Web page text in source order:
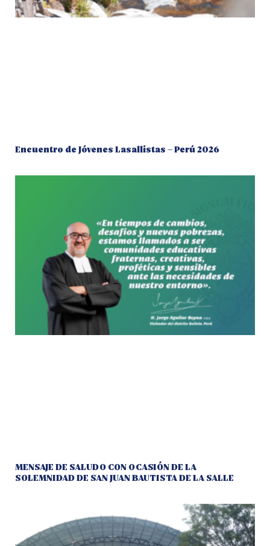
Encuentro de Jóvenes Lasallistas – Perú 2026
MENSAJE DE SALUDO CON OCASIÓN DE LA
SOLEMNIDAD DE SAN JUAN BAUTISTA DE LA SALLE